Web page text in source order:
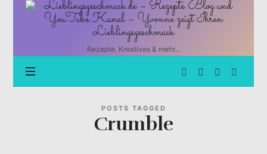
Lieblingsgeschmack.de
Rezepte
und
YouTube
Kanal
Rezepte, Kreatives & mehr...
POSTS TAGGED
Crumble